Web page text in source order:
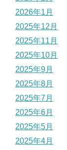
2026年1月
2025年12月
2025年11月
2025年10月
2025年9月
2025年8月
2025年7月
2025年6月
2025年5月
2025年4月